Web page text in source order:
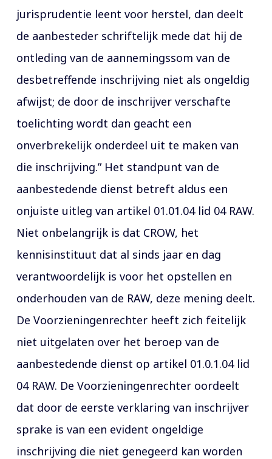
jurisprudentie leent voor herstel, dan deelt
de aanbesteder schriftelijk mede dat hij de
ontleding van de aannemingssom van de
desbetreffende inschrijving niet als ongeldig
afwijst; de door de inschrijver verschafte
toelichting wordt dan geacht een
onverbrekelijk onderdeel uit te maken van
die inschrijving.” Het standpunt van de
aanbestedende dienst betreft aldus een
onjuiste uitleg van artikel 01.01.04 lid 04 RAW.
Niet onbelangrijk is dat CROW, het
kennisinstituut dat al sinds jaar en dag
verantwoordelijk is voor het opstellen en
onderhouden van de RAW, deze mening deelt.
De Voorzieningenrechter heeft zich feitelijk
niet uitgelaten over het beroep van de
aanbestedende dienst op artikel 01.0.1.04 lid
04 RAW. De Voorzieningenrechter oordeelt
dat door de eerste verklaring van inschrijver
sprake is van een evident ongeldige
inschrijving die niet genegeerd kan worden